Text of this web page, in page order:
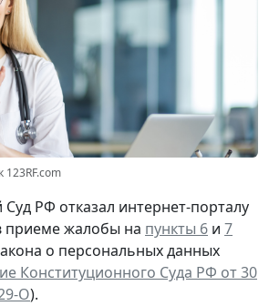
РФ отказал интернет-порталу
приеме жалобы на пункты 6 и 7
о персональных данных
Конституционного Суда РФ от 30
О).